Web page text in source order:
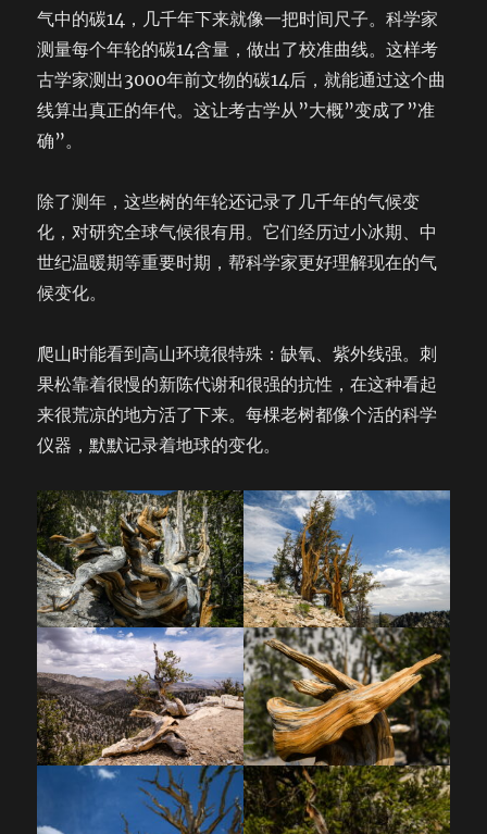
气中的碳14，几千年下来就像一把时间尺子。科学家
测量每个年轮的碳14含量，做出了校准曲线。这样考
古学家测出3000年前文物的碳14后，就能通过这个曲
线算出真正的年代。这让考古学从”大概”变成了”准
确”。
除了测年，这些树的年轮还记录了几千年的气候变
化，对研究全球气候很有用。它们经历过小冰期、中
世纪温暖期等重要时期，帮科学家更好理解现在的气
候变化。
爬山时能看到高山环境很特殊：缺氧、紫外线强。刺
果松靠着很慢的新陈代谢和很强的抗性，在这种看起
来很荒凉的地方活了下来。每棵老树都像个活的科学
仪器，默默记录着地球的变化。​​​​​​​​​​​​​​​​